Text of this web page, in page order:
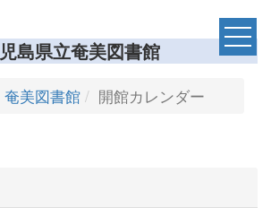
島県立奄美図書館
奄美図書館 開館カレンダー